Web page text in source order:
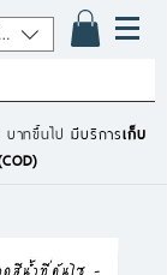
(฿)
บาทขึ้นไปมีบริการเก็บ